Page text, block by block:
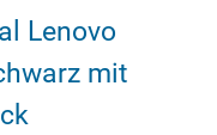
Lenovo
mit